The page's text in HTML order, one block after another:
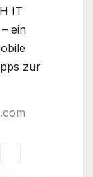
IT
ein
zur